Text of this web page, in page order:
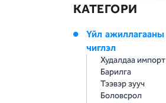
КАТЕГОРИ
Үйл ажиллагааны
чиглэл
Худалдаа импорт
Барилга
Тээвэр зууч
Боловсрол